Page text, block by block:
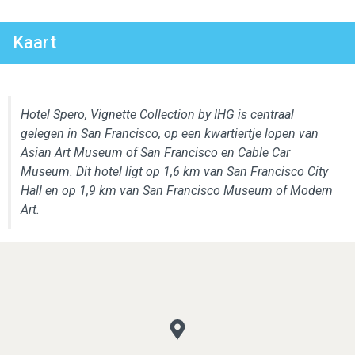
Kaart
Hotel Spero, Vignette Collection by IHG is centraal
gelegen in San Francisco, op een kwartiertje lopen van
Asian Art Museum of San Francisco en Cable Car
Museum. Dit hotel ligt op 1,6 km van San Francisco City
Hall en op 1,9 km van San Francisco Museum of Modern
Art.